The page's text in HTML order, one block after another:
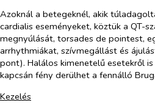
Azoknál a betegeknél, akik
cardialis eseményeket, köztük a QT-
megnyúlását, torsades de pointest,
arrhythmiákat, szívmegállást és
pont). Halálos kimenetelű esetekről
kapcsán fény derülhet a fennálló
Kezelés